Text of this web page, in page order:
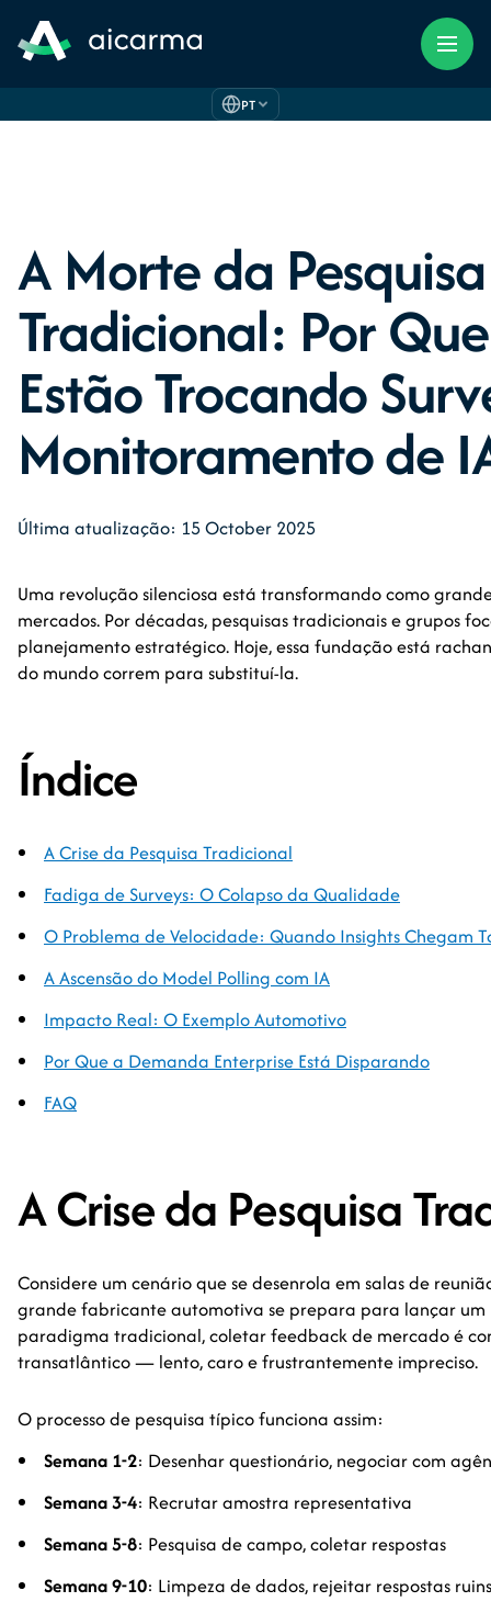
PT
A Morte da Pesquisa
Tradicional: Por
Estão Trocando
Monitoramento de
Última atualização: 15 October 2025
Uma revolução silenciosa está transformando como
mercados. Por décadas, pesquisas tradicionais e grupos
planejamento estratégico. Hoje, essa fundação está
do mundo correm para substituí-la.
Índice
A Crise da Pesquisa Tradicional
Fadiga de Surveys: O Colapso da Qualidade
O Problema de Velocidade: Quando Insights Chegam
A Ascensão do Model Polling com IA
Impacto Real: O Exemplo Automotivo
Por Que a Demanda Enterprise Está Disparando
FAQ
A Crise da Pesquisa
Considere um cenário que se desenrola em salas de
grande fabricante automotiva se prepara para lançar um
paradigma tradicional, coletar feedback de mercado é
transatlântico — lento, caro e frustrantemente impreciso.
O processo de pesquisa típico funciona assim:
Semana 1-2: Desenhar questionário, negociar com
Semana 3-4: Recrutar amostra representativa
Semana 5-8: Pesquisa de campo, coletar respostas
Semana 9-10: Limpeza de dados, rejeitar respostas ruins